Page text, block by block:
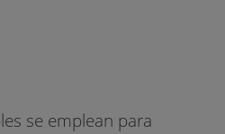
se emplean para